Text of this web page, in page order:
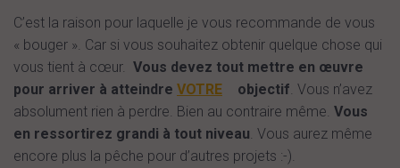
C’est la raison pour laquelle je vous recommande de vous
« bouger ». Car si vous souhaitez obtenir quelque chose qui
vous tient à cœur. Vous devez tout mettre en œuvre
pour arriver à atteindre VOTRE objectif. Vous n’avez
absolument rien à perdre. Bien au contraire même. Vous
en ressortirez grandi à tout niveau. Vous aurez même
encore plus la pêche pour d’autres projets :-).